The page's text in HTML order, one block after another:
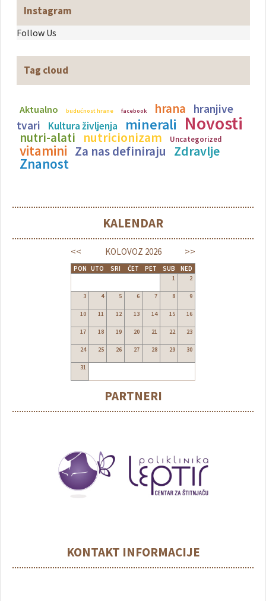
Instagram
Follow Us
Tag cloud
Aktualno budućnost hrane facebook hrana
hranjive
tvari
Kultura življenja minerali Novosti
nutri-alati nutricionizam Uncategorized
vitamini Za nas definiraju Zdravlje
Znanost
KALENDAR
<< >>
KOLOVOZ 2026
PON UTO SRI ČET PET SUB NED
1 2
3 4 5 6 7 8 9
10 11 12 13 14 15 16
17 18 19 20 21 22 23
24 25 26 27 28 29 30
31
PARTNERI
KONTAKT INFORMACIJE